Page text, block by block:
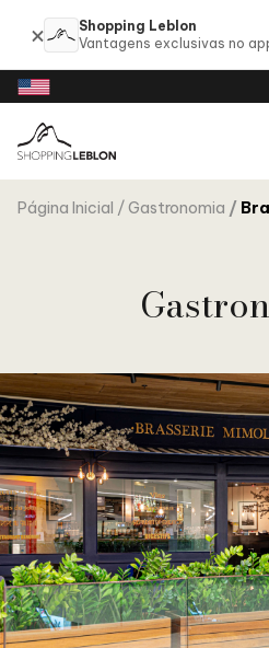
Página Inicial Gastronomia
Shopping Leblon